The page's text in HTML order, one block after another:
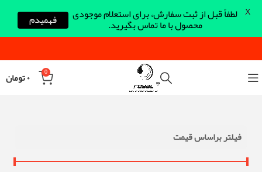
0 ۰تومان
فیلتر براساس قیمت
لطفاً قبل از ثبت سفارش، برای استعلام موجودی
محصول با ما تماس بگیرید. فهمیدم X